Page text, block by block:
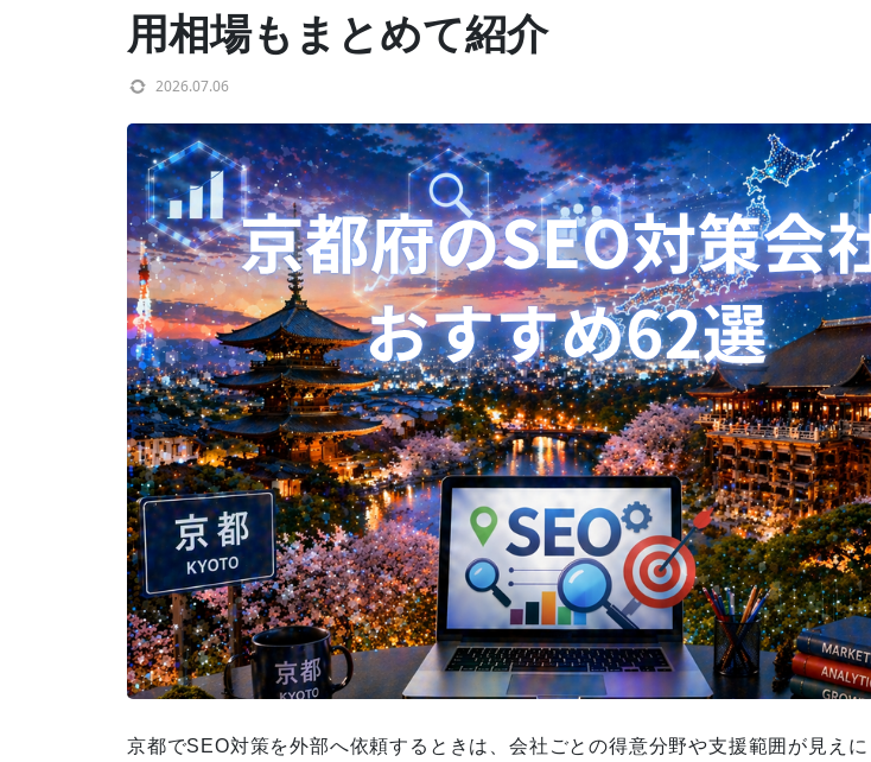
た効果を紹介！
あなたの商材を【レベニューシ
ェア】でWebマーケしません
か？？
Webライターの
メリット・デメ
説
【月8投稿15万円！】KanaMIX
のインスタグラム運用代行
【無料配布中
用のお作法
ム
0120-790-671/070-2495-3303
からの着信はランクエストにお
問合せ頂いたSEO対策サービス
についてのお電話です！
Web集客支援
グサービスのお
【無料で求人掲載ができる？】i
ndeed（インディード）を使っ
善【ランクエス
用相場もまとめて紹介
2026.07.06
京都でSEO対策を外部へ依頼するときは、会社ごとの得意分野や支援範囲が見え